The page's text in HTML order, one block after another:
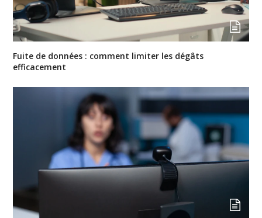
Fuite de données : comment limiter les dégâts
efficacement